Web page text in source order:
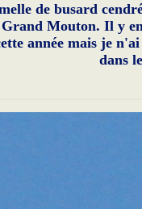
de busard
Mouton. Il y
année mais je
dans